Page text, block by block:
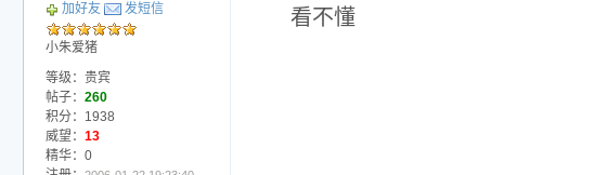
加好友 发短信
小朱爱猪
等级：贵宾
帖子： 260
积分：1938
威望： 13
精华：0
看不懂